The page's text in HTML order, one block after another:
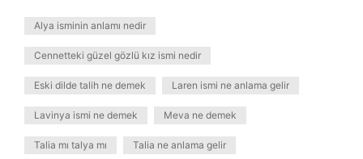
Alya isminin anlamı nedir
Cennetteki güzel gözlü kız ismi nedir
Eski dilde talih ne demek Laren ismi ne anlama gelir
Lavinya ismi ne demek Meva ne demek
Talia mı talya mı Talia ne anlama gelir